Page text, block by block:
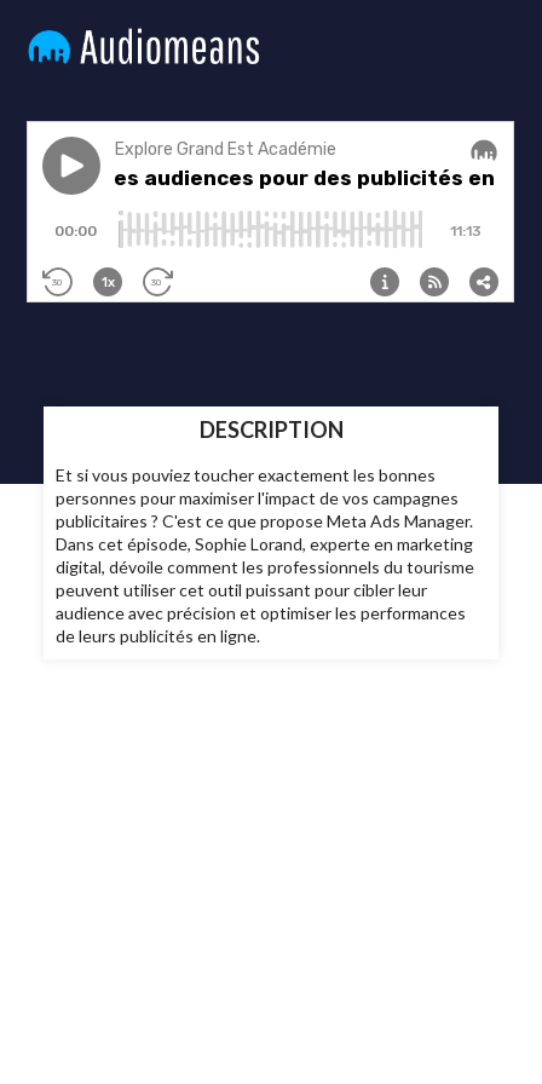
DESCRIPTION
Et si vous pouviez toucher exactement les bonnes
personnes pour maximiser l'impact de vos campagnes
publicitaires ? C'est ce que propose Meta Ads Manager.
Dans cet épisode, Sophie Lorand, experte en marketing
digital, dévoile comment les professionnels du tourisme
peuvent utiliser cet outil puissant pour cibler leur
audience avec précision et optimiser les performances
de leurs publicités en ligne.